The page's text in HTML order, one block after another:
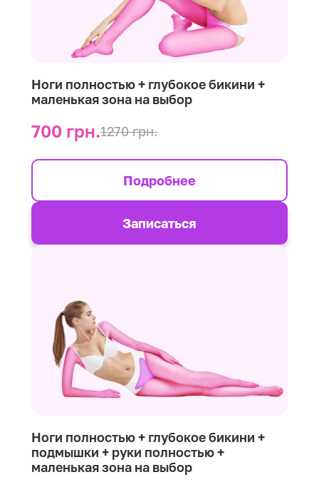
Ноги полностью + глубокое бикини +
маленькая зона на выбор
700 грн.1270 грн.
Подробнее
Записаться
Ноги полностью + глубокое бикини +
подмышки + руки полностью +
маленькая зона на выбор